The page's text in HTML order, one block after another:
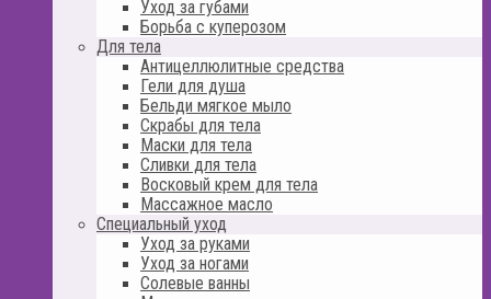
Уход за губами
Борьба с куперозом
Для тела
Антицеллюлитные средства
Гели для душа
Бельди мягкое мыло
Скрабы для тела
Маски для тела
Сливки для тела
Восковый крем для тела
Массажное масло
Специальный уход
Уход за руками
Уход за ногами
Солевые ванны